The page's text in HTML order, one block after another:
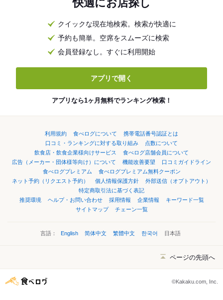
快適にお店探し
クイックな現在地検索。検索が快適に
予約も簡単。空席をスムーズに検索
会員登録なし。すぐに利用開始
アプリで開く
アプリなら1ヶ月無料でランキング検索！
利用規約 食べログについて
携帯電話番号認証とは
口コミ・ランキングに対する取り組み
点数について
飲食店・飲食企業様向けサービス
食べログ店舗会員について
広告（メーカー・団体様等向け）について
機能改善要望
口コミガイドライン
食べログプレミアム
食べログプレミアム無料クーポン
ネット予約（リクエスト予約）
個人情報保護方針
外部送信（オプトアウト）
特定商取引法に基づく表記
推奨環境
ヘルプ・お問い合わせ 採用情報 企業情報
キーワード一覧
サイトマップ
チェーン一覧
言語： English 简体中文 繁體中文 한국어 日本語
ページの先頭へ
©Kakaku.com, Inc.